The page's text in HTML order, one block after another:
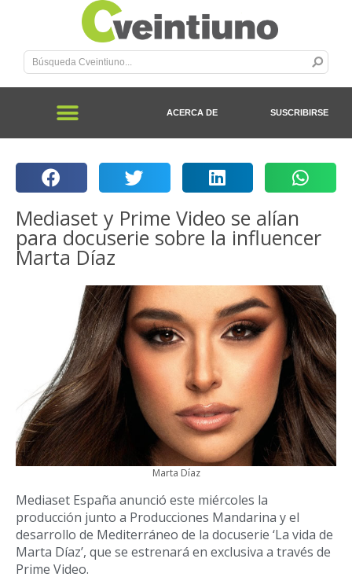
ACERCA DE SUSCRIBIRSE
Mediaset y Prime Video se alían
para docuserie sobre la influencer
Marta Díaz
Marta Díaz
Mediaset España anunció este miércoles la
producción junto a Producciones Mandarina y el
desarrollo de Mediterráneo de la docuserie ‘La vida de
Marta Díaz’, que se estrenará en exclusiva a través de
Prime Video.